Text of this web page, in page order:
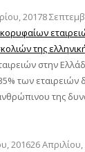
20178
της
στην
των εταιρειών
της
201626